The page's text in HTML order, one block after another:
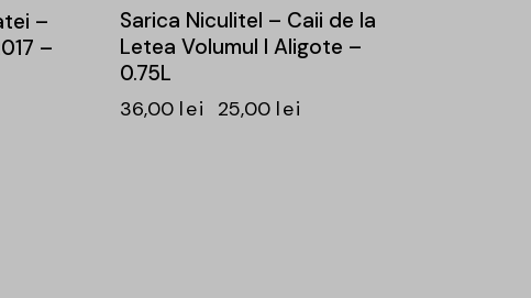
–
–
Sarica Niculitel – Caii de la
Letea Volumul I Aligote –
0.75L
36,00 lei 25,00 lei